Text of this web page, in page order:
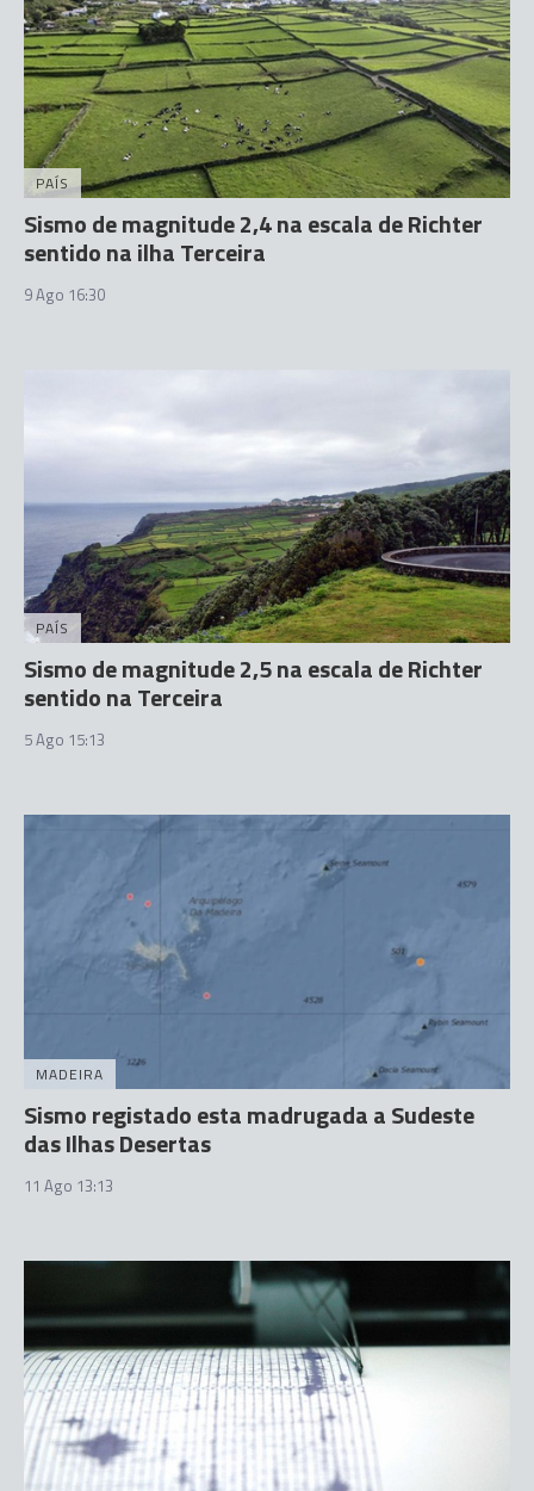
PAÍS
Sismo de magnitude 2,4 na escala de Richter
sentido na ilha Terceira
9 Ago 16:30
PAÍS
Sismo de magnitude 2,5 na escala de Richter
sentido na Terceira
5 Ago 15:13
MADEIRA
Sismo registado esta madrugada a Sudeste
das Ilhas Desertas
11 Ago 13:13